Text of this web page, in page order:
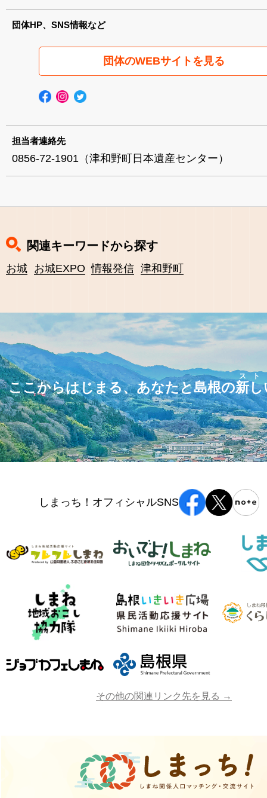
団体HP、SNS情報など
団体のWEBサイトを見る
担当者連絡先
0856-72-1901（津和野町日本遺産センター）
関連キーワードから探す
お城 お城EXPO 情報発信 津和野町
ここからはじまる、あなたと島根の新し
スト
しまっち！オフィシャルSNS
その他の関連リンク先を見る →